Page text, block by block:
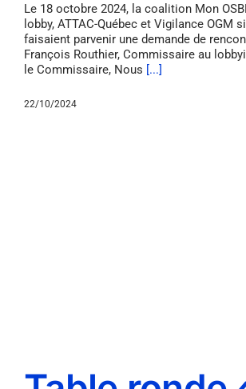
Le 18 octobre 2024, la coalition Mon
lobby, ATTAC-Québec et Vigilance OGM
faisaient parvenir une demande de
François Routhier, Commissaire au
le Commissaire, Nous [...]
22/10/2024